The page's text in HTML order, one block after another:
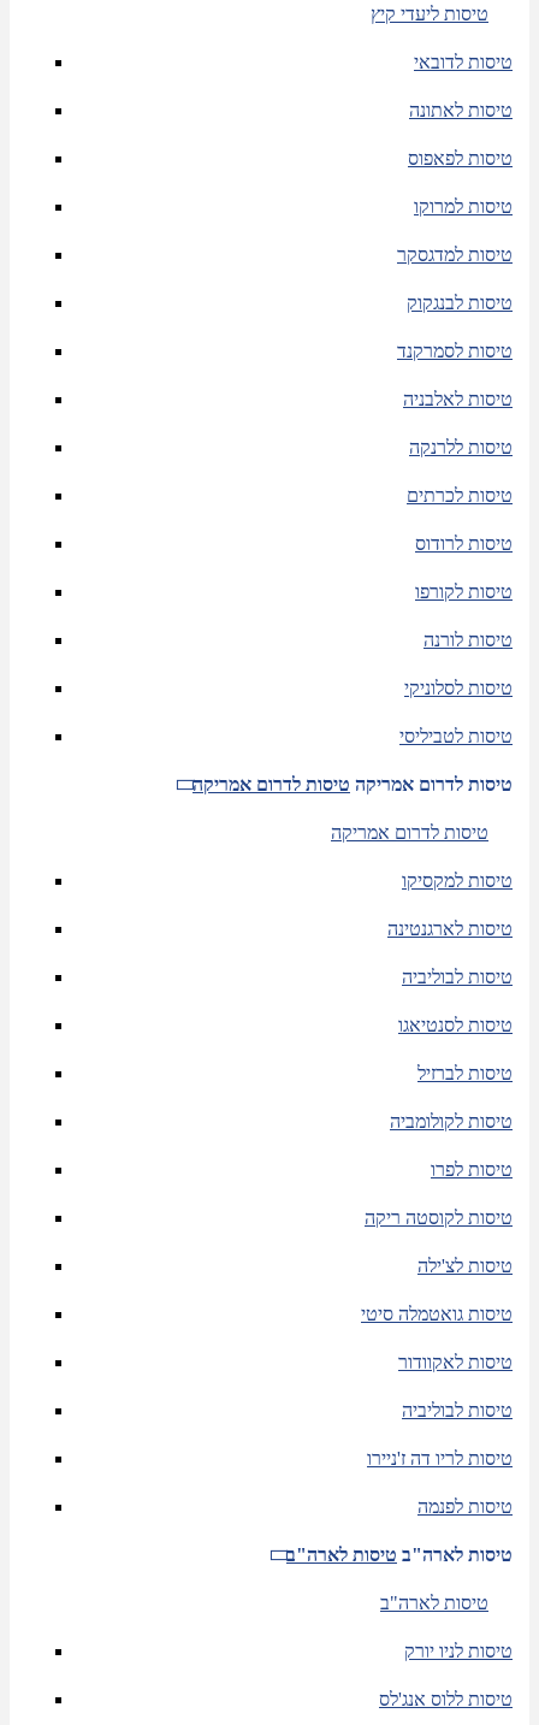
טיסות ליעדי קיץ
טיסות לדובאי
טיסות לאתונה
טיסות לפאפוס
טיסות למרוקו
טיסות למדגסקר
טיסות לבנגקוק
טיסות לסמרקנד
טיסות לאלבניה
טיסות ללרנקה
טיסות לכרתים
טיסות לרודוס
טיסות לקורפו
טיסות לורנה
טיסות לסלוניקי
טיסות לטביליסי
טיסות לדרום אמריקה טיסות לדרום אמריקה
טיסות לדרום אמריקה
טיסות למקסיקו
טיסות לארגנטינה
טיסות לבוליביה
טיסות לסנטיאגו
טיסות לברזיל
טיסות לקולומביה
טיסות לפרו
טיסות לקוסטה ריקה
טיסות לצ'ילה
טיסות גואטמלה סיטי
טיסות לאקוודור
טיסות לבוליביה
טיסות לריו דה ז'ניירו
טיסות לפנמה
טיסות לארה"ב טיסות לארה"ב
טיסות לארה"ב
טיסות לניו יורק
טיסות ללוס אנג'לס